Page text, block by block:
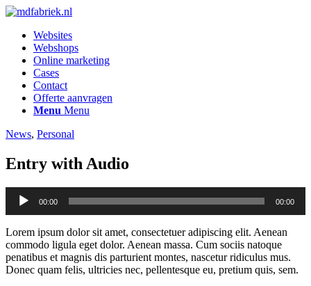
Websites
Webshops
Online marketing
Cases
Contact
Offerte aanvragen
Menu Menu
News, Personal
Entry with Audio
Audiospeler
00:00 00:00
Lorem ipsum dolor sit amet, consectetuer adipiscing elit. Aenean
commodo ligula eget dolor. Aenean massa. Cum sociis natoque
penatibus et magnis dis parturient montes, nascetur ridiculus mus.
Donec quam felis, ultricies nec, pellentesque eu, pretium quis, sem.